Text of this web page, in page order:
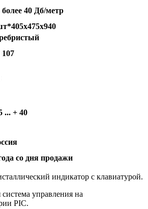
более 40 Дб/метр
107
... + 40
со дня продажи
индикатор с клавиатурой.
управления на
PIC.